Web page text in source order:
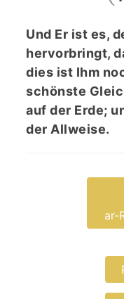
Und Er ist es,
hervorbringt,
dies ist Ihm
schönste
auf der Erde;
der Allweise.
ar-